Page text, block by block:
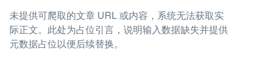
未提供可爬取的文章 URL 或内容，系统无法获取实
际正文。此处为占位引言，说明输入数据缺失并提供
元数据占位以便后续替换。